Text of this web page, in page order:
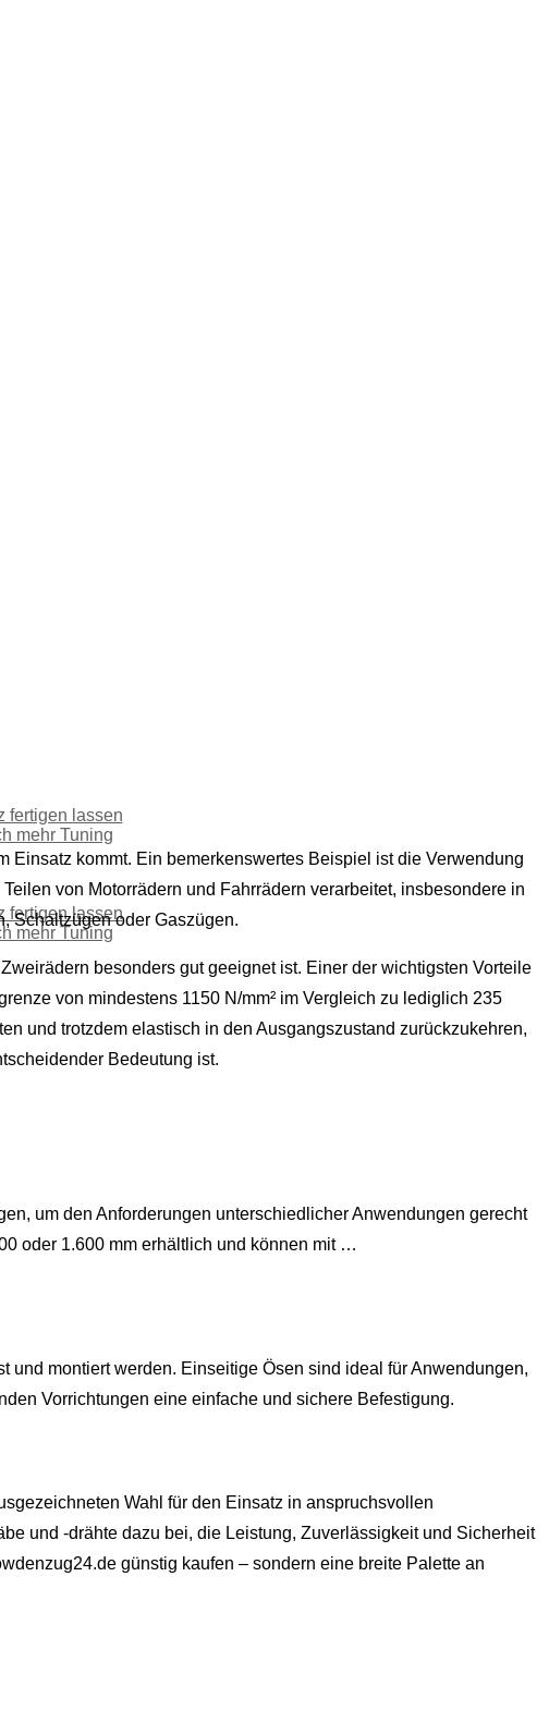
fertigen lassen
mehr Tuning
fertigen lassen
mehr Tuning
kommt. Ein bemerkenswertes Beispiel ist die Verwendung
von Motorrädern und Fahrrädern verarbeitet, insbesondere in
Schaltzügen oder Gaszügen.
besonders gut geeignet ist. Einer der wichtigsten Vorteile
von mindestens 1150 N/mm² im Vergleich zu lediglich 235
und trotzdem elastisch in den Ausgangszustand zurückzukehren,
Bedeutung ist.
um den Anforderungen unterschiedlicher Anwendungen gerecht
oder 1.600 mm erhältlich und können mit …
montiert werden. Einseitige Ösen sind ideal für Anwendungen,
Vorrichtungen eine einfache und sichere Befestigung.
Wahl für den Einsatz in anspruchsvollen
und -drähte dazu bei, die Leistung, Zuverlässigkeit und Sicherheit
günstig kaufen – sondern eine breite Palette an